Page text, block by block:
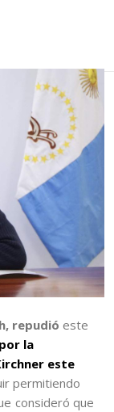
repudió este
la
este
permitiendo
consideró que